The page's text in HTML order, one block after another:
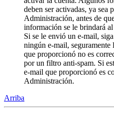
deben ser activadas, ya sea
Administración, antes de
información se le brindará
Si se le envió un e-mail,
ningún e-mail,
que proporcionó no es
por un filtro anti-spam. Si
e-mail que proporcionó es
Administración.
Arriba